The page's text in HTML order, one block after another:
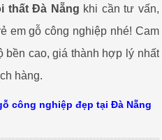
thất Đà Nẵng khi cần tư vấn,
em gỗ công nghiệp nhé! Cam
bền cao, giá thành hợp lý nhất
hàng.
công nghiệp đẹp tại Đà Nẵng